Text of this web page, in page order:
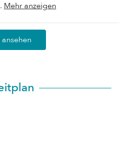
Mehr anzeigen